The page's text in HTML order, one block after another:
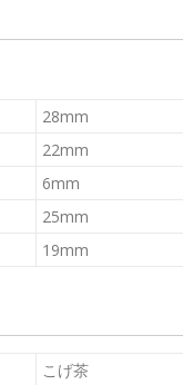
28mm
22mm
6mm
25mm
19mm
こげ茶